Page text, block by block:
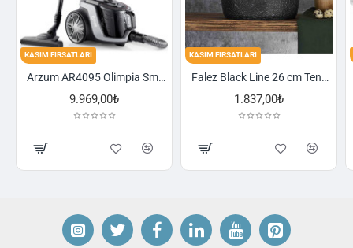
Arzum AR4095 Olimpia Smart Cyclone Filtreli Süpürge - Füme
KASIM FIRSATLARI
Falez Black Line 26 cm Tencere
KASIM FIRSATLARI